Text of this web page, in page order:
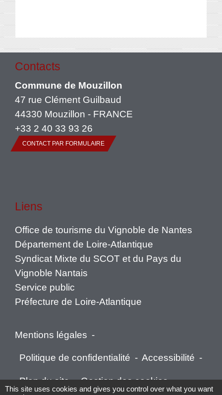
Contacts
Commune de Mouzillon
47 rue Clément Guilbaud
44330 Mouzillon - FRANCE
+33 2 40 33 93 26
CONTACT PAR FORMULAIRE
Liens
Office de tourisme du Vignoble de Nantes
Département de Loire-Atlantique
Syndicat Mixte du SCOT et du Pays du
Vignoble Nantais
Service public
Préfecture de Loire-Atlantique
Mentions légales -
Politique de confidentialité - Accessibilité -
Plan du site - Gestion des cookies
This site uses cookies and gives you control over what you want